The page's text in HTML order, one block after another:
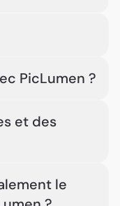
et
jour. Vous
de générations,
ou acheter
PicLumen ?
vidéo, saisissez
ou une vidéo
image ou vidéo
et des
génération
IA. Vous
le